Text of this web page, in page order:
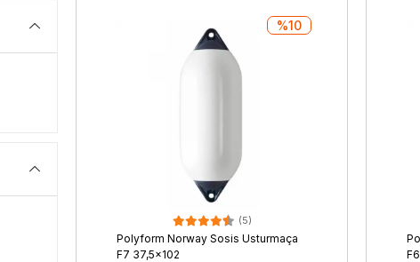
(5)
Polyform Norway Sosis Usturmaça
F7 37,5×102
%10